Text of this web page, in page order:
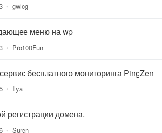
• gwlog
меню на wp
• Pro100Fun
бесплатного мониторинга PingZen
• Ilya
регистрации домена.
• Suren